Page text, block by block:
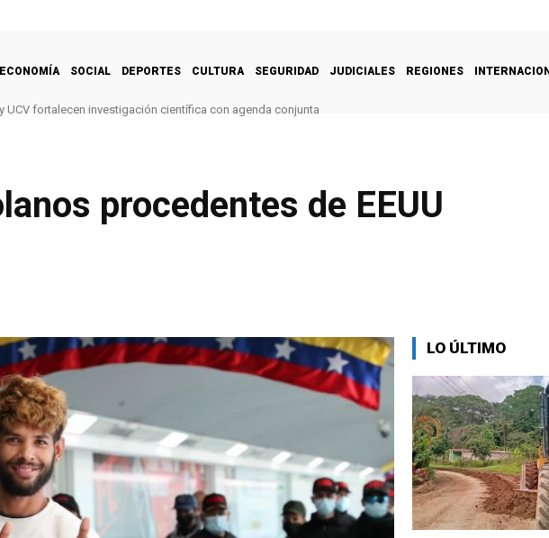
ECONOMÍA SOCIAL DEPORTES CULTURA SEGURIDAD JUDICIALES REGIONES
UCV fortalecen investigación científica con agenda conjunta
procedentes de EEUU
LO ÚLTIMO